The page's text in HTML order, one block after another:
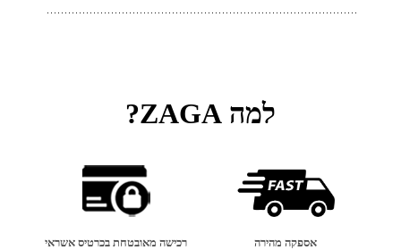
למה ZAGA?
אספקה מהירה רכישה מאובטחת בכרטיס אשראי